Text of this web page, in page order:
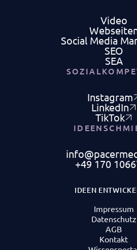
Video
Social Media
SEO
SEA
Instagram
LinkedIn
TikTok
‭+49 170
IDEEN
Impressum
Datenschutz
AGB
Kontakt